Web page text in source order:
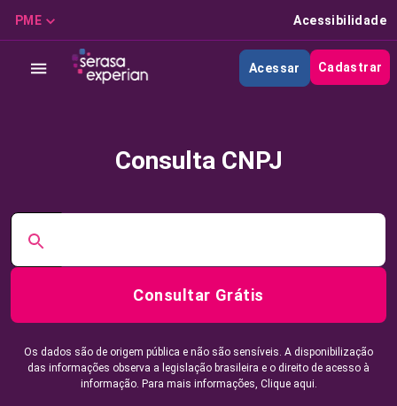
PME Acessibilidade
Acessar Cadastrar
Consulta CNPJ
Consultar Grátis
Os dados são de origem pública e não são sensíveis. A disponibilização
das informações observa a legislação brasileira e o direito de acesso à
informação. Para mais informações, Clique aqui.